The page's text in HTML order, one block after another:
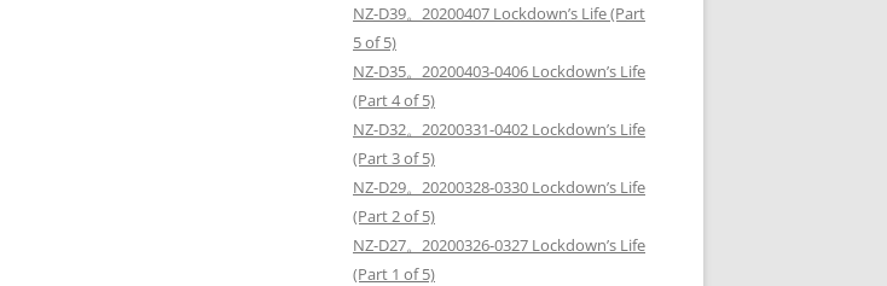
NZ-D39。20200407 Lockdown’s Life (Part
5 of 5)
NZ-D35。20200403-0406 Lockdown’s Life
(Part 4 of 5)
NZ-D32。20200331-0402 Lockdown’s Life
(Part 3 of 5)
NZ-D29。20200328-0330 Lockdown’s Life
(Part 2 of 5)
NZ-D27。20200326-0327 Lockdown’s Life
(Part 1 of 5)